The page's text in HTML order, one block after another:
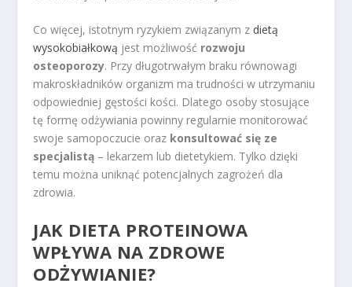
Co więcej, istotnym ryzykiem związanym z dietą
wysokobiałkową jest możliwość rozwoju
osteoporozy. Przy długotrwałym braku równowagi
makroskładników organizm ma trudności w utrzymaniu
odpowiedniej gęstości kości. Dlatego osoby stosujące
tę formę odżywiania powinny regularnie monitorować
swoje samopoczucie oraz konsultować się ze
specjalistą – lekarzem lub dietetykiem. Tylko dzięki
temu można uniknąć potencjalnych zagrożeń dla
zdrowia.
JAK DIETA PROTEINOWA
WPŁYWA NA ZDROWE
ODŻYWIANIE?